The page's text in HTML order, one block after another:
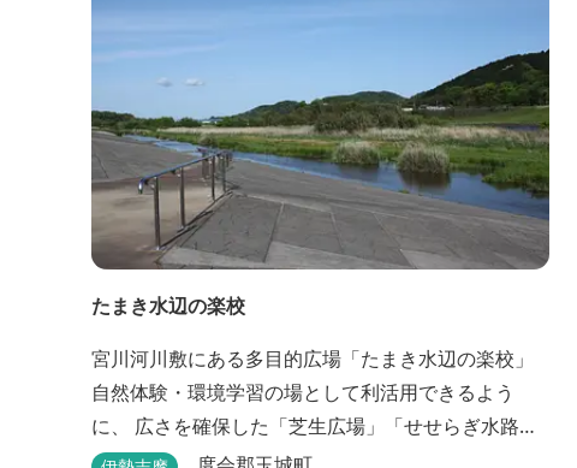
たまき水辺の楽校
宮川河川敷にある多目的広場「たまき水辺の楽校」
自然体験・環境学習の場として利活用できるよう
に、 広さを確保した「芝生広場」「せせらぎ水路」
等が整備されています。 芝生広場でのスポーツやバ